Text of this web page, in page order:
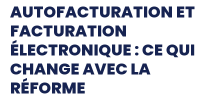
AUTOFACTURATION ET
FACTURATION
ÉLECTRONIQUE : CE QUI
CHANGE AVEC LA
RÉFORME